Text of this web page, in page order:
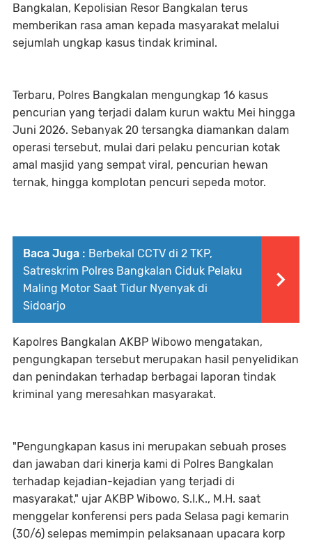
Bangkalan, Kepolisian Resor Bangkalan terus
memberikan rasa aman kepada masyarakat melalui
sejumlah ungkap kasus tindak kriminal.
Terbaru, Polres Bangkalan mengungkap 16 kasus
pencurian yang terjadi dalam kurun waktu Mei hingga
Juni 2026. Sebanyak 20 tersangka diamankan dalam
operasi tersebut, mulai dari pelaku pencurian kotak
amal masjid yang sempat viral, pencurian hewan
ternak, hingga komplotan pencuri sepeda motor.
Baca Juga : Berbekal CCTV di 2 TKP,
Satreskrim Polres Bangkalan Ciduk Pelaku
Maling Motor Saat Tidur Nyenyak di
Sidoarjo
Kapolres Bangkalan AKBP Wibowo mengatakan,
pengungkapan tersebut merupakan hasil penyelidikan
dan penindakan terhadap berbagai laporan tindak
kriminal yang meresahkan masyarakat.
"Pengungkapan kasus ini merupakan sebuah proses
dan jawaban dari kinerja kami di Polres Bangkalan
terhadap kejadian-kejadian yang terjadi di
masyarakat," ujar AKBP Wibowo, S.I.K., M.H. saat
menggelar konferensi pers pada Selasa pagi kemarin
(30/6) selepas memimpin pelaksanaan upacara korp